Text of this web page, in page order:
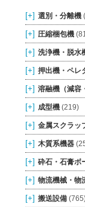
[+] 選別・分離機
[+] 圧縮梱包機
[+] 洗浄機・脱水
[+] 押出機・ペレ
[+] 溶融機（減容
[+] 成型機 (219)
[+] 金属スクラッ
[+] 木質系機器
[+] 砕石・石膏ボ
[+] 物流機械・物
[+] 搬送設備